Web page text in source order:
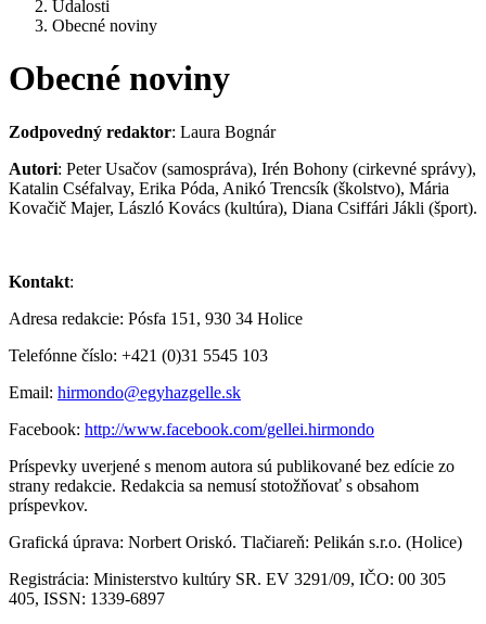
Udalosti
Obecné noviny
Obecné noviny
Zodpovedný redaktor: Laura Bognár
Autori: Peter Usačov (samospráva), Irén Bohony (cirkevné správy),
Katalin Cséfalvay, Erika Póda, Anikó Trencsík (školstvo), Mária
Kovačič Majer, László Kovács (kultúra), Diana Csiffári Jákli (šport).
Kontakt:
Adresa redakcie: Pósfa 151, 930 34 Holice
Telefónne číslo: +421 (0)31 5545 103
Email: hirmondo@egyhazgelle.sk
Facebook: http://www.facebook.com/gellei.hirmondo
Príspevky uverjené s menom autora sú publikované bez edície zo
strany redakcie. Redakcia sa nemusí stotožňovať s obsahom
príspevkov.
Grafická úprava: Norbert Oriskó. Tlačiareň: Pelikán s.r.o. (Holice)
Registrácia: Ministerstvo kultúry SR. EV 3291/09, IČO: 00 305
405, ISSN: 1339-6897